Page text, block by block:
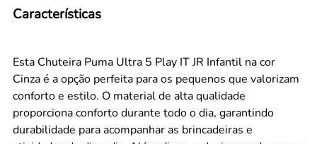
Características
Esta Chuteira Puma Ultra 5 Play IT JR Infantil na cor
Cinza é a opção perfeita para os pequenos que valorizam
conforto e estilo. O material de alta qualidade
proporciona conforto durante todo o dia, garantindo
durabilidade para acompanhar as brincadeiras e